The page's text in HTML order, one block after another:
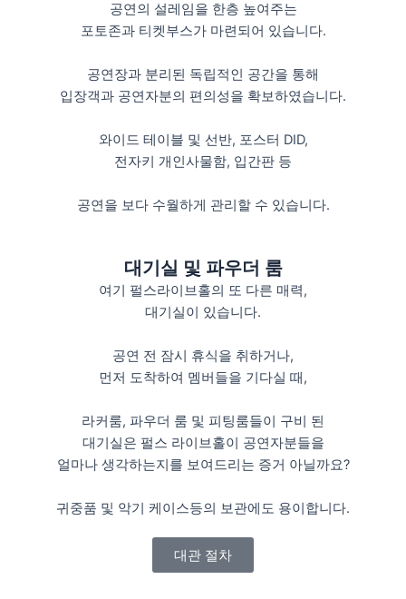
공연의 설레임을 한층 높여주는
포토존과 티켓부스가 마련되어 있습니다.
공연장과 분리된 독립적인 공간을 통해
입장객과 공연자분의 편의성을 확보하였습니다.
와이드 테이블 및 선반, 포스터 DID,
전자키 개인사물함, 입간판 등
공연을 보다 수월하게 관리할 수 있습니다.
대기실 및 파우더 룸
여기 펄스라이브홀의 또 다른 매력,
대기실이 있습니다.
공연 전 잠시 휴식을 취하거나,
먼저 도착하여 멤버들을 기다실 때,
라커룸, 파우더 룸 및 피팅룸들이 구비 된
대기실은 펄스 라이브홀이 공연자분들을
얼마나 생각하는지를 보여드리는 증거 아닐까요?
귀중품 및 악기 케이스등의 보관에도 용이합니다.
대관 절차